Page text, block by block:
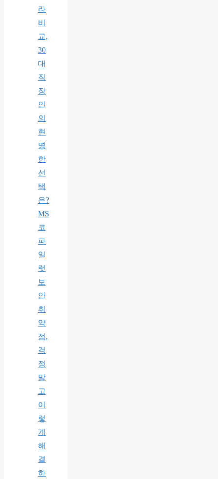
라
비
교,
30
대
직
장
인
의
현
명
한
선
택
은?
MS
코
파
일
럿
보
안
취
약
점,
걱
정
말
고
이
렇
게
해
결
하